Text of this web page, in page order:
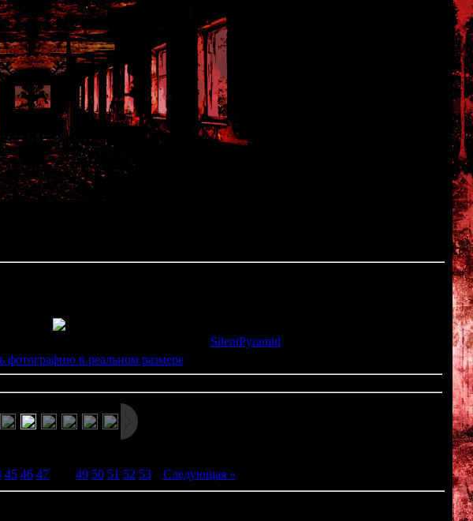
SilentPyramid
фотографию в реальном размере
45 46 47[ 49 50 51 52 53| Следующая »